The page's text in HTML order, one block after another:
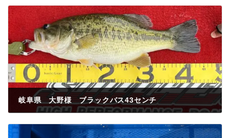
岐阜県 大野様 ブラックバス43センチ